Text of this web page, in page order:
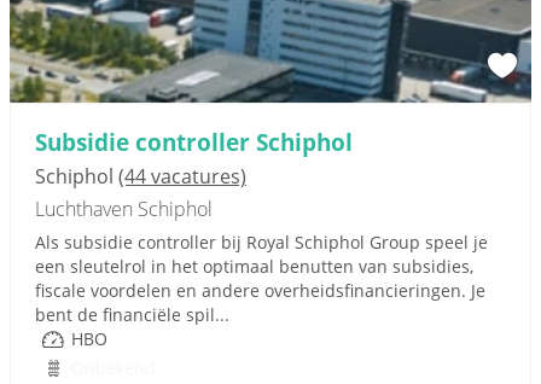
Subsidie controller Schiphol
Schiphol (44 vacatures)
Luchthaven Schiphol
Als subsidie controller bij Royal Schiphol Group speel je
een sleutelrol in het optimaal benutten van subsidies,
fiscale voordelen en andere overheidsfinancieringen. Je
bent de financiële spil...
HBO